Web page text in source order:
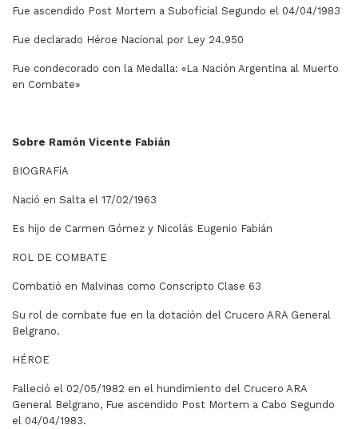
Fue ascendido Post Mortem a Suboficial Segundo el 04/04/1983
Fue declarado Héroe Nacional por Ley 24.950
Fue condecorado con la Medalla: «La Nación Argentina al Muerto
en Combate»
Sobre Ramón Vicente Fabián
BIOGRAFíA
Nació en Salta el 17/02/1963
Es hijo de Carmen Gómez y Nicolás Eugenio Fabián
ROL DE COMBATE
Combatió en Malvinas como Conscripto Clase 63
Su rol de combate fue en la dotación del Crucero ARA General
Belgrano.
HÉROE
Falleció el 02/05/1982 en el hundimiento del Crucero ARA
General Belgrano, Fue ascendido Post Mortem a Cabo Segundo
el 04/04/1983.